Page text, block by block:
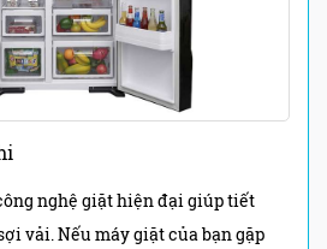
nghệ giặt hiện đại giúp tiết
vải. Nếu máy giặt của bạn gặp